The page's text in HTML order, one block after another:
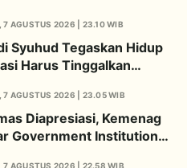
7 AGUSTUS 2026 | 23.10 WIB
Syuhud Tegaskan Hidup
Harus Tinggalkan
7 AGUSTUS 2026 | 23.05 WIB
Diapresiasi, Kemenag
Government Institutions
7 AGUSTUS 2026 | 22.58 WIB